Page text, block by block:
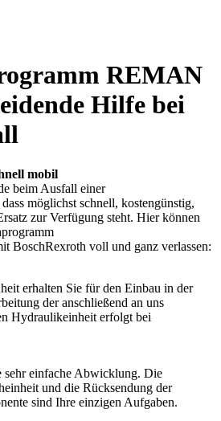
REMAN
Hilfe bei
mobil
beim Ausfall einer
möglichst schnell, kostengünstig,
zur Verfügung steht. Hier können
BoschRexroth voll und ganz verlassen:
erhalten Sie für den Einbau in der
der anschließend an uns
Hydraulikeinheit erfolgt bei
einfache Abwicklung. Die
und die Rücksendung der
sind Ihre einzigen Aufgaben.